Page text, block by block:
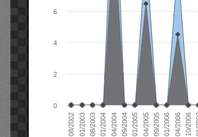
08/2002 01/2003 08/2003 01/2004 04/2004 09/2004 01/2005 04/2005 09/2005 01/2006 04/2006 10/2006
0
2
4
6